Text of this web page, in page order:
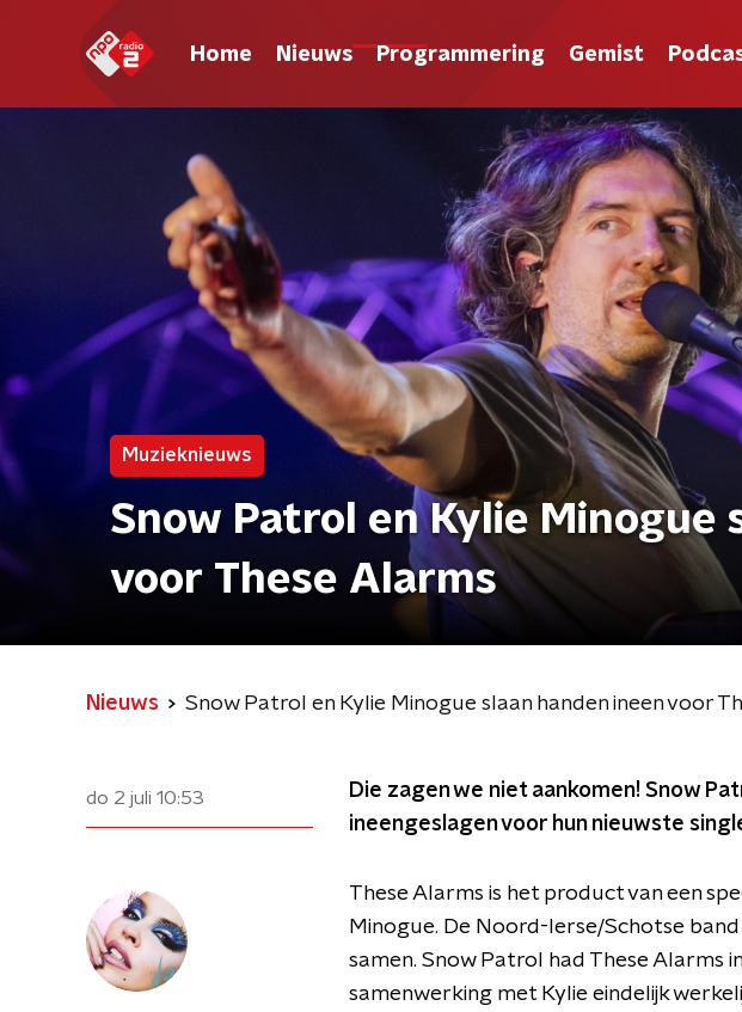
Home Nieuws Programmering Gemist
Muzieknieuws
Snow Patrol en Kylie Minogue
voor These Alarms
Nieuws Snow Patrol en Kylie Minogue slaan handen ineen voor
do 2 juli 10:53
Die zagen we niet aankomen! Snow
ineengeslagen voor hun nieuwste
These Alarms is het product van een
Minogue. De Noord-Ierse/Schotse
samen. Snow Patrol had These
samenwerking met Kylie eindelijk